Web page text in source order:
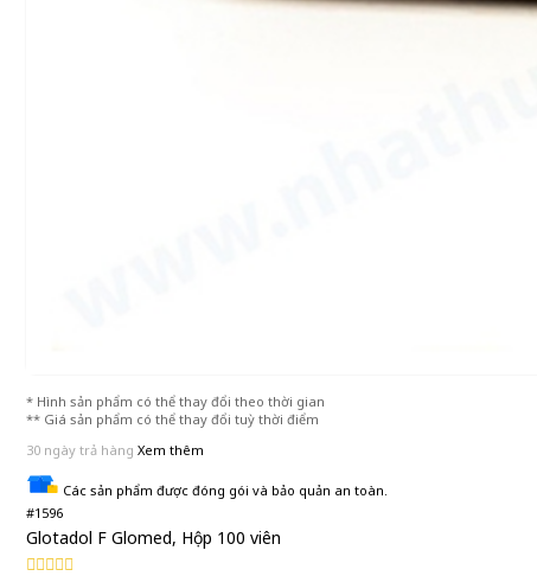
* Hình sản phẩm có thể thay đổi theo thời gian
** Giá sản phẩm có thể thay đổi tuỳ thời điểm
30 ngày trả hàng Xem thêm
Các sản phẩm được đóng gói và bảo quản an toàn.
#1596
Glotadol F Glomed, Hộp 100 viên